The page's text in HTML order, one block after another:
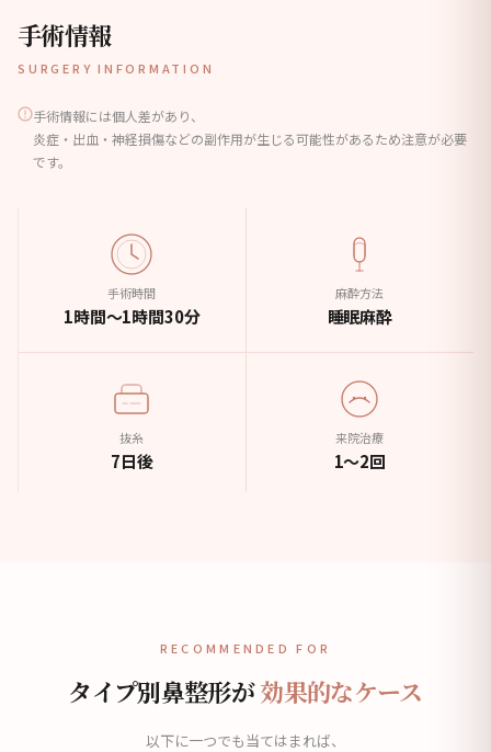
手術情報
SURGERY INFORMATION
手術情報には個人差があり、
炎症・出血・神経損傷などの副作用が生じる可能性があるため注意が必要
です。
手術時間
1時間〜1時間30分
麻酔方法
睡眠麻酔
抜糸
7日後
来院治療
1〜2回
RECOMMENDED FOR
タイプ別鼻整形が効果的なケース
以下に一つでも当てはまれば、